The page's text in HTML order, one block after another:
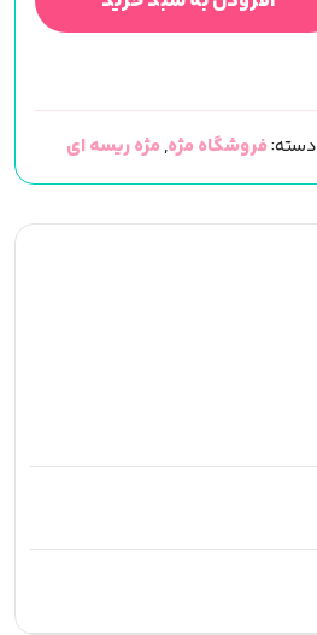
دسته:فروشگاه مژه,مژه ریسه ای